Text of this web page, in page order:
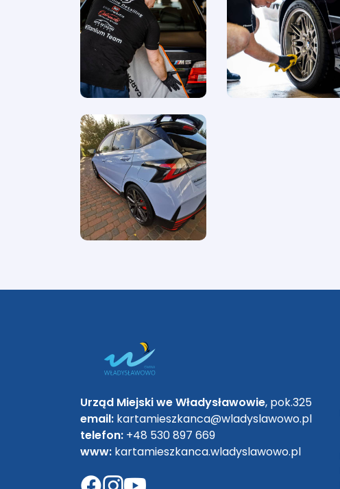
Urząd Miejski we Władysławowie, pok.325
email: kartamieszkanca@wladyslawowo.pl
telefon: +48 530 897 669
www: kartamieszkanca.wladyslawowo.pl